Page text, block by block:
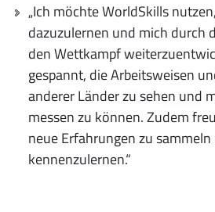
„Ich möchte WorldSkills
dazuzulernen und mich durch
den Wettkampf
gespannt, die Arbeitsweisen
anderer Länder zu sehen und
messen zu können. Zudem
neue Erfahrungen zu
kennenzulernen.“